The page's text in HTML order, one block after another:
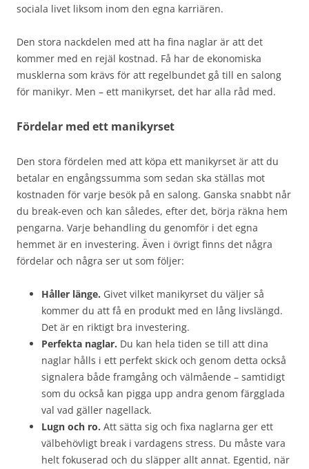
sociala livet liksom inom den egna karriären.
Den stora nackdelen med att ha fina naglar är att det
kommer med en rejäl kostnad. Få har de ekonomiska
musklerna som krävs för att regelbundet gå till en salong
för manikyr. Men – ett manikyrset, det har alla råd med.
Fördelar med ett manikyrset
Den stora fördelen med att köpa ett manikyrset är att du
betalar en engångssumma som sedan ska ställas mot
kostnaden för varje besök på en salong. Ganska snabbt når
du break-even och kan således, efter det, börja räkna hem
pengarna. Varje behandling du genomför i det egna
hemmet är en investering. Även i övrigt finns det några
fördelar och några ser ut som följer:
Håller länge. Givet vilket manikyrset du väljer så
kommer du att få en produkt med en lång livslängd.
Det är en riktigt bra investering.
Perfekta naglar. Du kan hela tiden se till att dina
naglar hålls i ett perfekt skick och genom detta också
signalera både framgång och välmående – samtidigt
som du också kan pigga upp andra genom färgglada
val vad gäller nagellack.
Lugn och ro. Att sätta sig och fixa naglarna ger ett
välbehövligt break i vardagens stress. Du måste vara
helt fokuserad och du släpper allt annat. Egentid, när